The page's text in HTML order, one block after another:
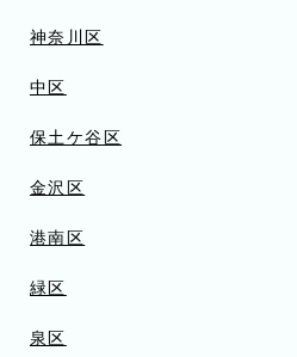
神奈川区
中区
保土ケ谷区
金沢区
港南区
緑区
泉区